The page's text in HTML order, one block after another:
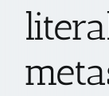
CONTACTO